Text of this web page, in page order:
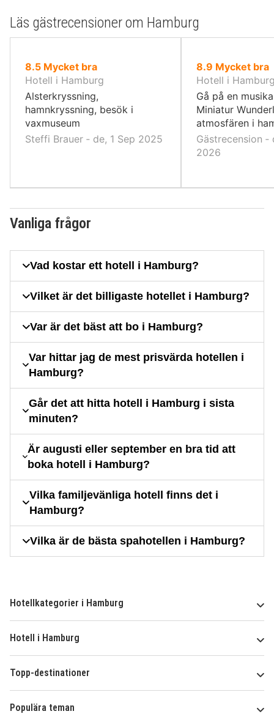
Läs gästrecensioner om Hamburg
8.5av
10,
Mycket bra
Hotell i Hamburg
Alsterkryssning,
hamnkryssning, besök i
vaxmuseum
Steffi Brauer ‐ de, 1 Sep 2025
8.9 av
10,
Mycket bra
Hotell i
Gå på en
Miniatur
atmosfären i
Gästrecension ‐
2026
Vanliga frågor
Vad kostar ett hotell i Hamburg?
Vilket är det billigaste hotellet i Hamburg?
Var är det bäst att bo i Hamburg?
Var hittar jag de mest prisvärda hotellen i
Hamburg?
Går det att hitta hotell i Hamburg i sista
minuten?
Är augusti eller september en bra tid att
boka hotell i Hamburg?
Vilka familjevänliga hotell finns det i
Hamburg?
Vilka är de bästa spahotellen i Hamburg?
Hotellkategorier i Hamburg
Hotell i Hamburg
Topp-destinationer
Populära teman